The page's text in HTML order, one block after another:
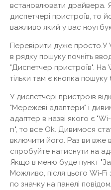
встановлювати драйвера.
диспетчері пристроїв, то
важливо який у вас
Перевірити дуже просто.У
в рядку пошуку почніть
"Диспетчер пристроїв". На
тільки там є кнопка пошуку
У диспетчері пристроїв
"Мережеві адаптери" і
адаптер в назві якого є
n", то все Ok. Дивимося
включити його. Раз ви вже
спробуйте натиснути на
Якщо в меню буде пункт
Можливо, після цього Wi-Fi
по значку на панелі